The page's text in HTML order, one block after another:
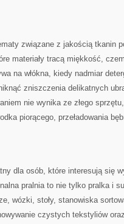
związane z jakością tkanin
materiały tracą miękkość,
na włókna, kiedy nadmiar
zniszczenia delikatnych
nie wynika ze złego
piorącego, przeładowania
dla osób, które interesują się
pralnia to nie tylko pralka i
wózki, stoły, stanowiska
czystych tekstyliów